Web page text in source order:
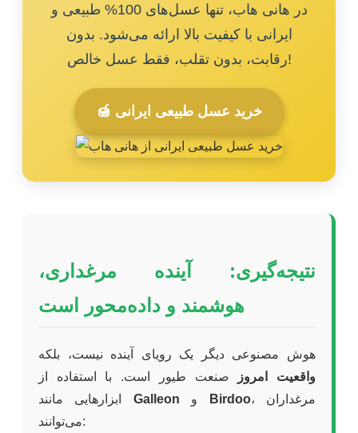
در هانی هاب، تنها عسل‌های 100% طبیعی و
ایرانی با کیفیت بالا ارائه می‌شود. بدون
رقابت، بدون تقلب، فقط عسل خالص!
🍯 خرید عسل طبیعی ایرانی
نتیجه‌گیری: آینده مرغداری،
هوشمند و داده‌محور است
هوش مصنوعی دیگر یک رویای آینده نیست، بلکه
واقعیت امروز
صنعت طیور است. با استفاده از
Galleon Birdoo، مرغداران
می‌توانند: